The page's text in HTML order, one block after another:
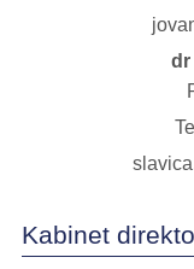
dr
Kabinet